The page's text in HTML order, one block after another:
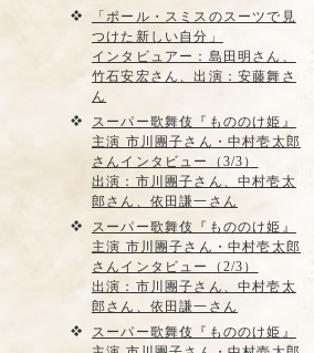
「ポール・スミスのスーツで見
つけた新しい自分」
インタビュアー：島田明さん、
竹石安宏さん、出演：安藤舞さ
ん
スーパー歌舞伎『もののけ姫』
主演 市川團子さん・中村壱太郎
さんインタビュー（3/3）
出演：市川團子さん、中村壱太
郎さん、依田謙一さん
スーパー歌舞伎『もののけ姫』
主演 市川團子さん・中村壱太郎
さんインタビュー（2/3）
出演：市川團子さん、中村壱太
郎さん、依田謙一さん
スーパー歌舞伎『もののけ姫』